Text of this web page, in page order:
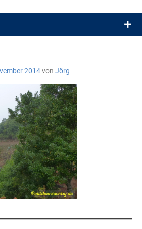
Ein Blog für alle, die gern
2014von Jörg